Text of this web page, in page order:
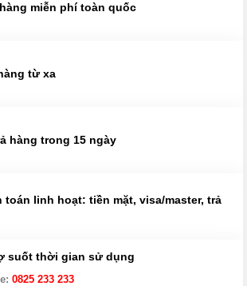
miễn phí toàn quốc
từ xa
hàng trong 15 ngày
toán linh hoạt: tiền mặt, visa/master, trả
suốt thời gian sử dụng
0825 233 233